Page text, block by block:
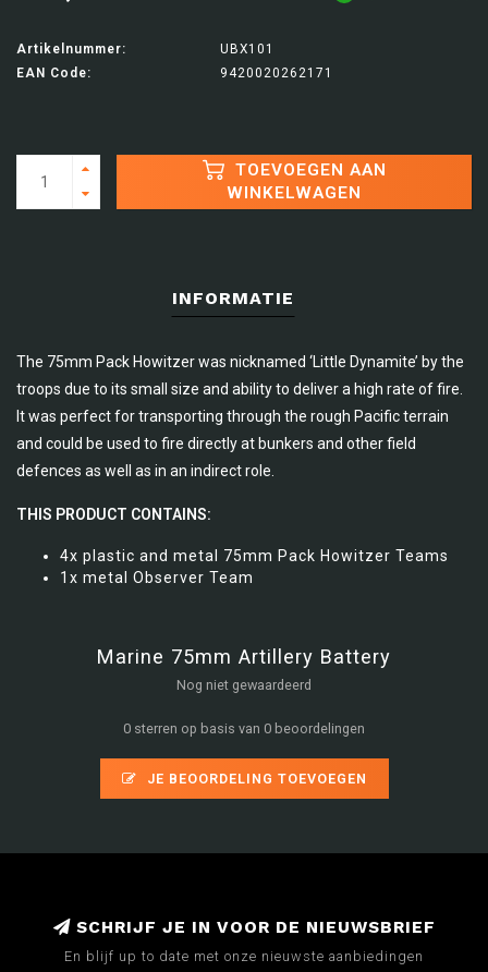
Artikelnummer:
UBX101
EAN Code:
9420020262171
TOEVOEGEN AAN
WINKELWAGEN
INFORMATIE
The 75mm Pack Howitzer was nicknamed ‘Little Dynamite’ by the
troops due to its small size and ability to deliver a high rate of fire.
It was perfect for transporting through the rough Pacific terrain
and could be used to fire directly at bunkers and other field
defences as well as in an indirect role.
THIS PRODUCT CONTAINS:
4x plastic and metal 75mm Pack Howitzer Teams
1x metal Observer Team
Marine 75mm Artillery Battery
Nog niet gewaardeerd
0 sterren op basis van 0 beoordelingen
JE BEOORDELING TOEVOEGEN
SCHRIJF JE IN VOOR DE NIEUWSBRIEF
En blijf up to date met onze nieuwste aanbiedingen